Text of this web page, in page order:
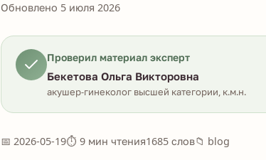
Обновлено 5 июля 2026
Проверил материал эксперт
Бекетова Ольга Викторовна
акушер-гинеколог высшей категории, к.м.н.
📅 2026-05-19⏱ 9 мин чтения1685 слов📁 blog